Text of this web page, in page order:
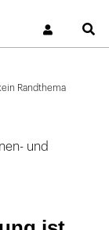
Randthema
und